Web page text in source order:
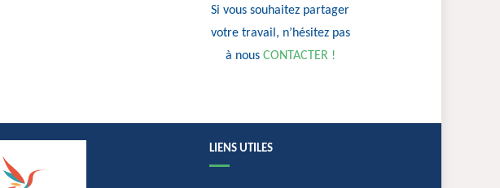
Si vous souhaitez partager
votre travail, n’hésitez pas
à nous CONTACTER !
LIENS UTILES